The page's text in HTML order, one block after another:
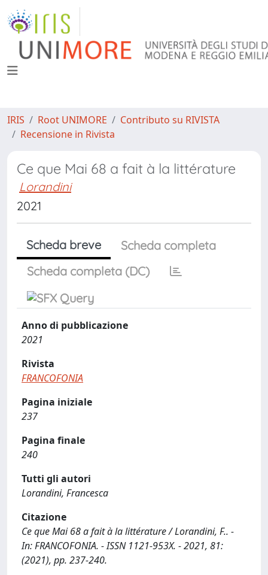
IRIS Root UNIMORE
Contributo su RIVISTA
Recensione in Rivista
Ce que Mai 68 a fait à la littérature
Lorandini
2021
Scheda breve
Scheda completa
Scheda completa (DC)
Anno di pubblicazione
2021
Rivista
FRANCOFONIA
Pagina iniziale
237
Pagina finale
240
Tutti gli autori
Lorandini, Francesca
Citazione
Ce que Mai 68 a fait à la littérature / Lorandini, F.. -
In: FRANCOFONIA. - ISSN 1121-953X. - 2021, 81:
(2021), pp. 237-240.